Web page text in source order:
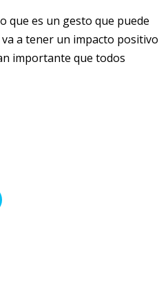
que es un gesto que puede
a tener un impacto positivo
importante que todos